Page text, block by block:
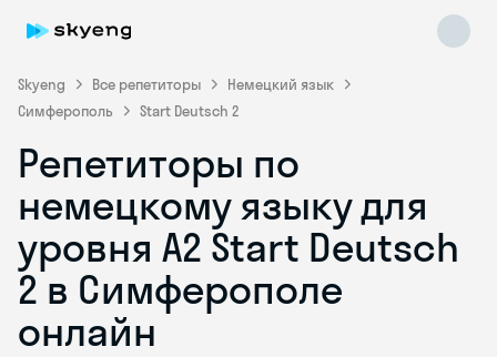
Skyeng Все репетиторы
Немецкий язык
Симферополь
Start Deutsch 2
Репетиторы по
немецкому языку для
уровня A2 Start Deutsch
2 в Симферополе
онлайн
Skyeng Chat